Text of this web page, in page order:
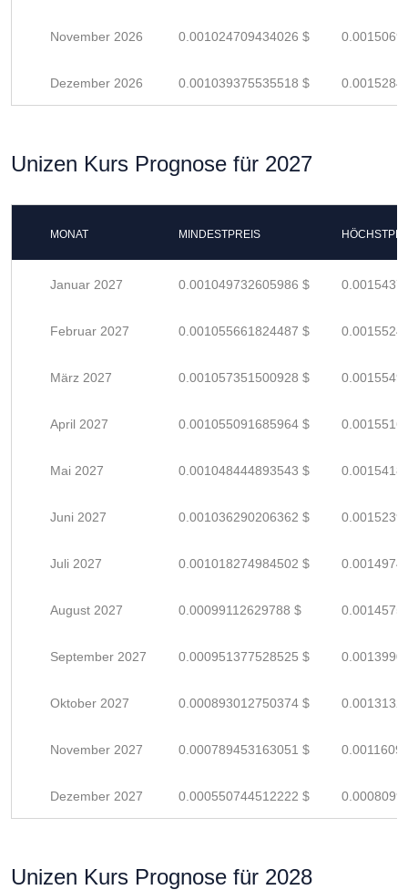
November 2026 0.001024709434026 $
Dezember 2026 0.001039375535518 $
Unizen Kurs Prognose für 2027
MONAT MINDESTPREIS
Januar 2027 0.001049732605986 $
Februar 2027 0.001055661824487 $
März 2027 0.001057351500928 $
April 2027 0.001055091685964 $
Mai 2027 0.001048444893543 $
Juni 2027 0.001036290206362 $
Juli 2027 0.001018274984502 $
August 2027 0.00099112629788 $
September 2027 0.000951377528525 $
Oktober 2027 0.000893012750374 $
November 2027 0.000789453163051 $
Dezember 2027 0.000550744512222 $
Unizen Kurs Prognose für 2028